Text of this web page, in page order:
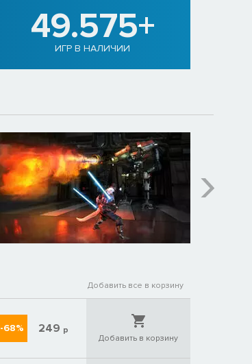
49.575+
ИГР В НАЛИЧИИ
Добавить все в корзину
-68% 249 р
Добавить в корзину